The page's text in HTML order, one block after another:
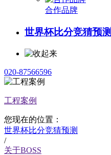
合作品牌
世界杯比分竞猜预测
020-87566596
工程案例
您现在的位置：
世界杯比分竞猜预测
/
关于BOSS